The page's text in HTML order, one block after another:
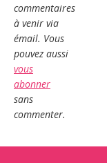
commentaires
à venir via
émail. Vous
pouvez aussi
vous
abonner
sans
commenter.